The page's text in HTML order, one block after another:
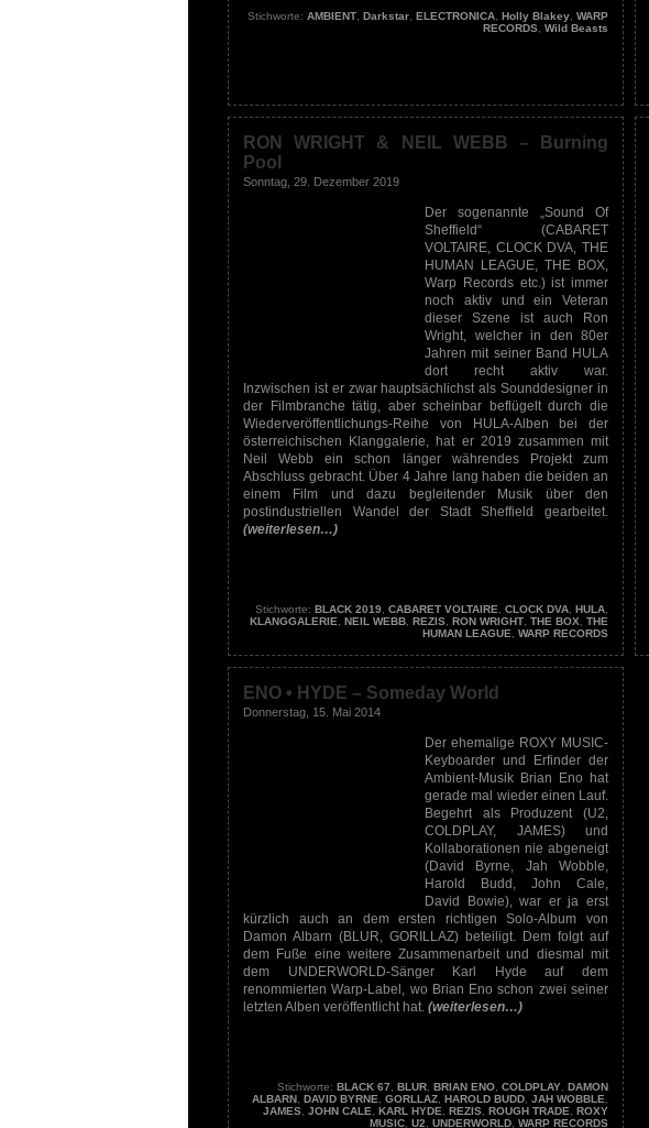
Stichworte: AMBIENT Darkstar ELECTRONICA Holly Blakey WARP
RECORDS Wild Beasts
RON WRIGHT & NEIL WEBB – Burning
Pool
Sonntag, 29. Dezember 2019
Der sogenannte „Sound Of
Sheffield“ (CABARET
VOLTAIRE, CLOCK DVA, THE
HUMAN LEAGUE, THE BOX,
Warp Records etc.) ist immer
noch aktiv und ein Veteran
dieser Szene ist auch Ron
Wright, welcher in den 80er
Jahren mit seiner Band HULA
dort recht aktiv war.
Inzwischen ist er zwar hauptsächlichst als Sounddesigner in
der Filmbranche tätig, aber scheinbar beflügelt durch die
Wiederveröffentlichungs-Reihe von HULA-Alben bei der
österreichischen Klanggalerie, hat er 2019 zusammen mit
Neil Webb ein schon länger währendes Projekt zum
Abschluss gebracht. Über 4 Jahre lang haben die beiden an
einem Film und dazu begleitender Musik über den
postindustriellen Wandel der Stadt Sheffield gearbeitet.
(weiterlesen…)
Stichworte: BLACK 2019 CABARET VOLTAIRE CLOCK DVA HULA
KLANGGALERIE
NEIL WEBB REZIS RON WRIGHT THE BOX
THE
HUMAN LEAGUE
WARP RECORDS
ENO • HYDE – Someday World
Donnerstag, 15. Mai 2014
Der ehemalige ROXY MUSIC-
Keyboarder und Erfinder der
Ambient-Musik Brian Eno hat
gerade mal wieder einen Lauf.
Begehrt als Produzent (U2,
COLDPLAY, JAMES) und
Kollaborationen nie abgeneigt
(David Byrne, Jah Wobble,
Harold Budd, John Cale,
David Bowie), war er ja erst
kürzlich auch an dem ersten richtigen Solo-Album von
Damon Albarn (BLUR, GORILLAZ) beteiligt. Dem folgt auf
dem Fuße eine weitere Zusammenarbeit und diesmal mit
dem UNDERWORLD-Sänger Karl Hyde auf dem
renommierten Warp-Label, wo Brian Eno schon zwei seiner
letzten Alben veröffentlicht hat. (weiterlesen…)
Stichworte: BLACK 67 BLUR BRIAN ENO COLDPLAY DAMON
ALBARN DAVID BYRNE GORLLAZ HAROLD BUDD JAH WOBBLE
JAMES JOHN CALE KARL HYDE REZIS ROUGH TRADE
ROXY
MUSIC U2 UNDERWORLD WARP RECORDS